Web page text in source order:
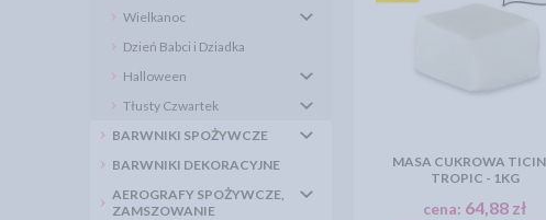
Wielkanoc
Dzień Babci i Dziadka
Halloween
Tłusty Czwartek
BARWNIKI SPOŻYWCZE
BARWNIKI DEKORACYJNE
AEROGRAFY SPOŻYWCZE,
ZAMSZOWANIE
MASA CUKROWA
TROPIC - 1KG
cena: 64,88 zł